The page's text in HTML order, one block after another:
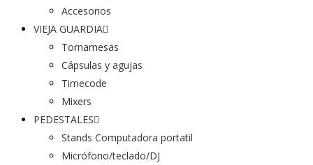
Accesorios
VIEJA GUARDIA
Tornamesas
Cápsulas y agujas
Timecode
Mixers
PEDESTALES
Stands Computadora portatil
Micrófono/teclado/DJ